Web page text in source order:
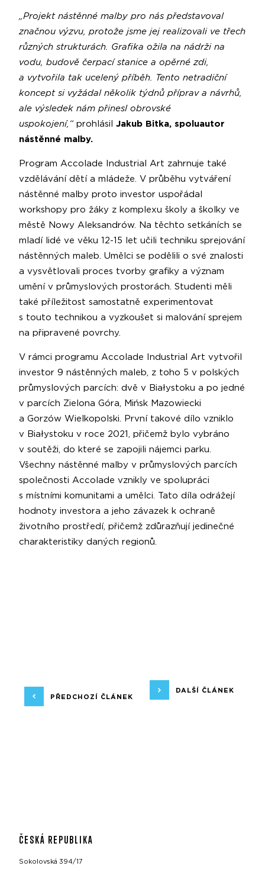
„Projekt nástěnné malby pro nás představoval
značnou výzvu, protože jsme jej realizovali ve třech
různých strukturách. Grafika ožila na nádrži na
vodu, budově čerpací stanice a opěrné zdi,
a vytvořila tak ucelený příběh. Tento netradiční
koncept si vyžádal několik týdnů příprav a návrhů,
ale výsledek nám přinesl obrovské
uspokojení,“ prohlásil Jakub Bitka, spoluautor
nástěnné malby.
Program Accolade Industrial Art zahrnuje také
vzdělávání dětí a mládeže. V průběhu vytváření
nástěnné malby proto investor uspořádal
workshopy pro žáky z komplexu školy a školky ve
městě Nowy Aleksandrów. Na těchto setkáních se
mladí lidé ve věku 12-15 let učili techniku sprejování
nástěnných maleb. Umělci se podělili o své znalosti
a vysvětlovali proces tvorby grafiky a význam
umění v průmyslových prostorách. Studenti měli
také příležitost samostatně experimentovat
s touto technikou a vyzkoušet si malování sprejem
na připravené povrchy.
V rámci programu Accolade Industrial Art vytvořil
investor 9 nástěnných maleb, z toho 5 v polských
průmyslových parcích: dvě v Białystoku a po jedné
v parcích Zielona Góra, Mińsk Mazowiecki
a Gorzów Wielkopolski. První takové dílo vzniklo
v Białystoku v roce 2021, přičemž bylo vybráno
v soutěži, do které se zapojili nájemci parku.
Všechny nástěnné malby v průmyslových parcích
společnosti Accolade vznikly ve spolupráci
s místními komunitami a umělci. Tato díla odrážejí
hodnoty investora a jeho závazek k ochraně
životního prostředí, přičemž zdůrazňují jedinečné
charakteristiky daných regionů.
PŘEDCHOZÍ ČLÁNEK
DALŠÍ ČLÁNEK
ČESKÁ REPUBLIKA
Sokolovská 394/17